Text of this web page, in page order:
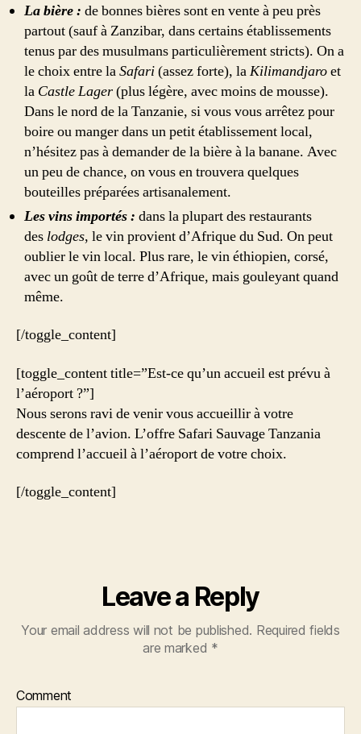
La bière : de bonnes bières sont en vente à peu près
partout (sauf à Zanzibar, dans certains établissements
tenus par des musulmans particulièrement stricts). On a
le choix entre laSafari(assez forte), laKilimandjaroet
la Castle Lager(plus légère, avec moins de mousse).
Dans le nord de la Tanzanie, si vous vous arrêtez pour
boire ou manger dans un petit établissement local,
n’hésitez pas à demander de la bière à la banane. Avec
un peu de chance, on vous en trouvera quelques
bouteilles préparées artisanalement.
Les vins importés : dans la plupart des restaurants
des lodges, le vin provient d’Afrique du Sud. On peut
oublier le vin local. Plus rare, le vin éthiopien, corsé,
avec un goût de terre d’Afrique, mais gouleyant quand
même.
[/toggle_content]
[toggle_content title=”Est-ce qu’un accueil est prévu à
l’aéroport ?”]
Nous serons ravi de venir vous accueillir à votre
descente de l’avion. L’offre Safari Sauvage Tanzania
comprend l’accueil à l’aéroport de votre choix.
[/toggle_content]
Leave a Reply
Your email address will not be published. Required fields
are marked *
Comment